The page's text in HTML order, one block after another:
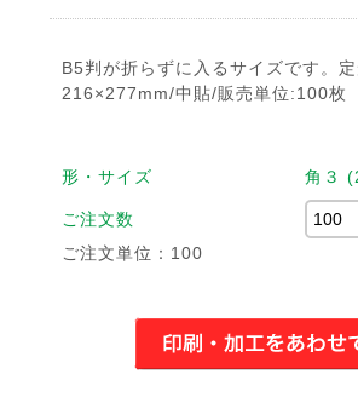
B5判が折らずに入るサイズです。定
216×277mm/中貼/販売単位:100枚
形・サイズ 角３
ご注文数
ご注文単位：100